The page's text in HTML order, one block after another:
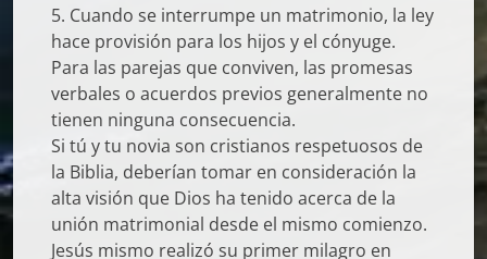
5. Cuando se interrumpe un matrimonio, la ley
hace provisión para los hijos y el cónyuge.
Para las parejas que conviven, las promesas
verbales o acuerdos previos generalmente no
tienen ninguna consecuencia.
Si tú y tu novia son cristianos respetuosos de
la Biblia, deberían tomar en consideración la
alta visión que Dios ha tenido acerca de la
unión matrimonial desde el mismo comienzo.
Jesús mismo realizó su primer milagro en